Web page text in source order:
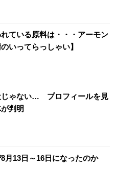
ている原料は・・・アーモン
いってらっしゃい】
じゃない… プロフィールを見
判明
8月13日～16日になったのか